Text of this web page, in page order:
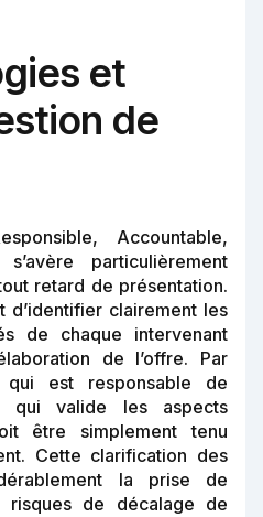
et
de
Accountable,
particulièrement
retard de présentation.
d’identifier clairement les
de chaque intervenant
de l’offre. Par
qui est responsable de
qui valide les aspects
être simplement tenu
Cette clarification des
la prise de
de décalage de